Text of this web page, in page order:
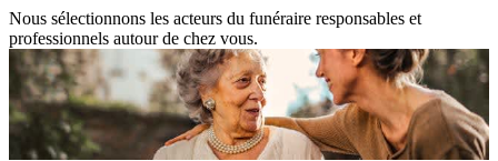
Nous sélectionnons les acteurs du funéraire responsables et
professionnels autour de chez vous.